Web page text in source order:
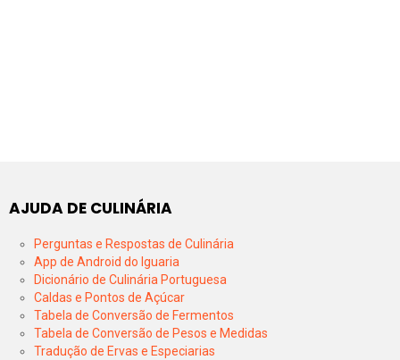
AJUDA DE CULINÁRIA
Perguntas e Respostas de Culinária
App de Android do Iguaria
Dicionário de Culinária Portuguesa
Caldas e Pontos de Açúcar
Tabela de Conversão de Fermentos
Tabela de Conversão de Pesos e Medidas
Tradução de Ervas e Especiarias